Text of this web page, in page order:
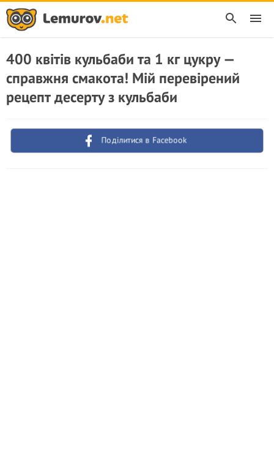
400 квітів кульбаби та 1 кг цукру —
справжня смакота! Мій перевірений
рецепт десерту з кульбаби
Поділитися в Facebook